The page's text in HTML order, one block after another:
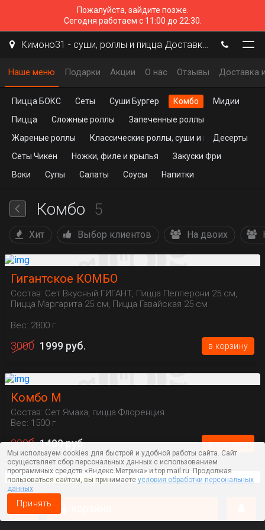
Пожалуйста, зайдите позже.
Сегодня работаем с 11:00 до 22:30.
Кимоно31 - суши, роллы и пицца Доставка Белгород
Наше меню Подарки Акции О нас Отзывы Доставка
Пицца БОКС Сеты Суши Бургер Комбо
Мидии
Пицца
Сложные роллы
Запеченные роллы
Жареные роллы
Классические роллы, суши и гунканы
Десерты
Сеты Чикен
Ножки, филе и крылья
Закуски Фри
Воки
Супы Салаты Соусы Напитки
Комбо 5
Хит Выбор клиентов На двоих
Гигантское КОМБО
Состав: Сет Вкусный ГИГАНТ, Пицца Пепперони 25 см,
Пицца Маргарита 25 см, Пицца Гавайская 25 см
Вес: 2800 г
3000 1999 руб. в корзину
Комбо М
Состав: Сет Ямаха, пицца Флоренция
Вес: 1500 г
2000 1400 руб. в корзину
Выбор клиентов На двоих
Комбо S
- удон с курицей - 2шт
- ролл "Мидзу"
Мы используем cookies для быстрой и удобной работы сайта. Сайт
осуществляет сбор персональных данных с использованием
программных средств «Яндекс.Метрика» и top.mail.ru. Продолжая
пользоваться сайтом, вы принимаете условия обработки персональных
данных
Принять